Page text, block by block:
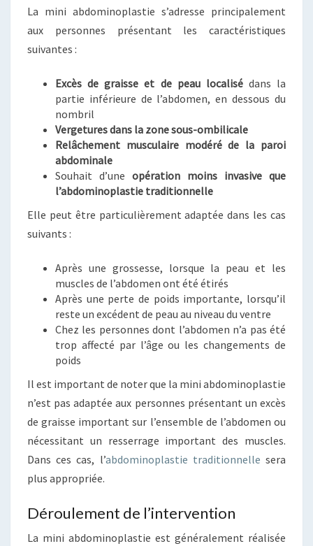
La mini abdominoplastie s’adresse principalement
aux personnes présentant les caractéristiques
suivantes :
Excès de graisse et de peau localisédans la
partie inférieure de l’abdomen, en dessous du
nombril
Vergetures dans la zone sous-ombilicale
Relâchement musculaire modéré de la paroi
abdominale
Souhait d’une opération moins invasive que
l’abdominoplastie traditionnelle
Elle peut être particulièrement adaptée dans les cas
suivants :
Après une grossesse, lorsque la peau et les
muscles de l’abdomen ont été étirés
Après une perte de poids importante, lorsqu’il
reste un excédent de peau au niveau du ventre
Chez les personnes dont l’abdomen n’a pas été
trop affecté par l’âge ou les changements de
poids
Il est important de noter que la mini abdominoplastie
n’est pas adaptée aux personnes présentant un excès
de graisse important sur l’ensemble de l’abdomen ou
nécessitant un resserrage important des muscles.
Dans ces cas, l’abdominoplastie traditionnelle sera
plus appropriée.
Déroulement de l’intervention
La mini abdominoplastie est généralement réalisée